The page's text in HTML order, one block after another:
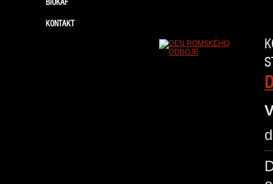
KONTAKT